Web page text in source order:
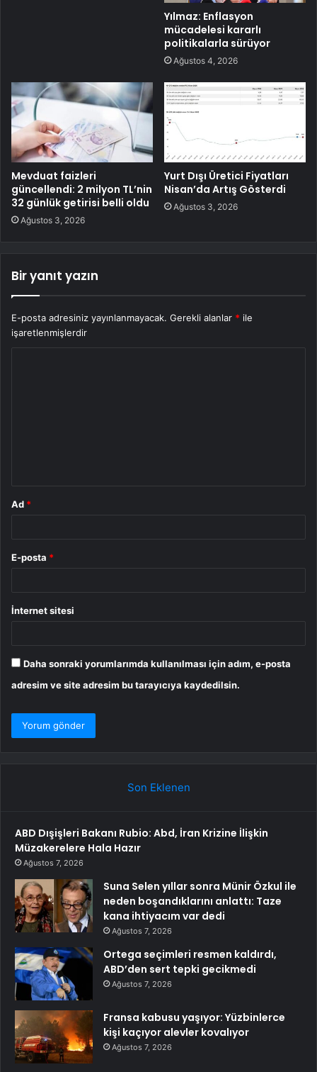
Yılmaz: Enflasyon
mücadelesi kararlı
politikalarla sürüyor
Ağustos 4, 2026
Mevduat faizleri
güncellendi: 2 milyon TL’nin
32 günlük getirisi belli oldu
Ağustos 3, 2026
Yurt Dışı Üretici Fiyatları
Nisan’da Artış Gösterdi
Ağustos 3, 2026
Bir yanıt yazın
E-posta adresiniz yayınlanmayacak. Gerekli alanlar * ile
işaretlenmişlerdir
Ad *
E-posta *
İnternet sitesi
Daha sonraki yorumlarımda kullanılması için adım, e-posta
adresim ve site adresim bu tarayıcıya kaydedilsin.
Son Eklenen
ABD Dışişleri Bakanı Rubio: Abd, İran Krizine İlişkin
Müzakerelere Hala Hazır
Ağustos 7, 2026
Suna Selen yıllar sonra Münir Özkul ile
neden boşandıklarını anlattı: Taze
kana ihtiyacım var dedi
Ağustos 7, 2026
Ortega seçimleri resmen kaldırdı,
ABD’den sert tepki gecikmedi
Ağustos 7, 2026
Fransa kabusu yaşıyor: Yüzbinlerce
kişi kaçıyor alevler kovalıyor
Ağustos 7, 2026